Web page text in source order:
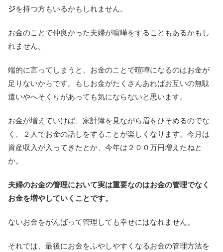
ジを持つ方もいるかもしれません。
お金のことで仲良かった夫婦が喧嘩をすることもあるかもし
れません。
端的に言ってしまうと、お金のことで喧嘩になるのはお金が
足りないからです。もしお金がたくさんあればお互いの無駄
遣いやへそくりがあっても気にならないと思います。
お金が増えていけば、家計簿を見ながら眉をひそめるのでな
く、２人でお金の話しをすることが楽しくなります。今月は
資産収入が入ってきたとか、今年は２００万円増えたねと
か。
夫婦のお金の管理において実は重要なのはお金の管理でなく
お金を増やしていくことです。
ないお金をがんばって管理しても幸せにはなれません。
それでは、最後にお金をふやしやすくなるお金の管理方法を